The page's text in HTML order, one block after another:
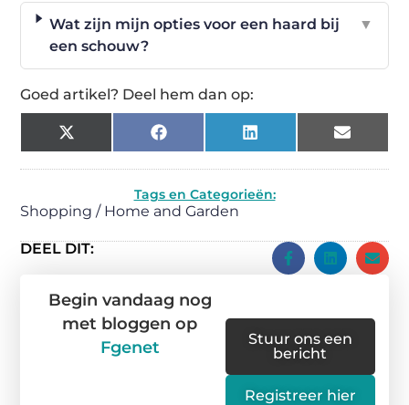
Wat zijn mijn opties voor een haard bij
een schouw?
▼
Goed artikel? Deel hem dan op:
X
(Twitter)
Facebook LinkedIn Email
Tags en Categorieën:
Shopping / Home and Garden
DEEL DIT:
Begin vandaag nog
met bloggen op
Fgenet
Stuur ons een
bericht
Registreer hier